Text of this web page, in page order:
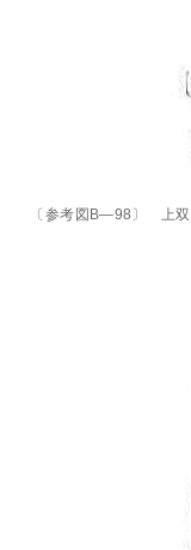
〔参考図B―98〕 上